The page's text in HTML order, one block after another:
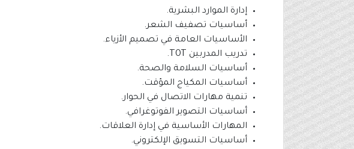
إدارة الموارد البشرية.
أساسيات تصفيف الشعر.
الأساسيات العامة في تصميم الأزياء.
تدريب المدربين TOT.
أساسيات السلامة والصحة.
أساسيات المكياج المؤقت.
تنمية مهارات الاتصال في الحوار.
أساسيات التصوير الفوتوغرافي.
المهارات الأساسية في إدارة العلاقات.
أساسيات التسويق الإلكتروني.